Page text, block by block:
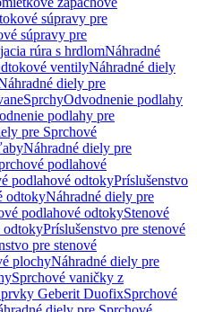
súpravy pre
súpravy pre
rúra s hrdlomNáhradné
ventilyNáhradné diely
diely pre
SprchyOdvodnenie podlahy
podlahy pre
pre Sprchové
Náhradné diely pre
podlahové
podlahové odtokyPríslušenstvo
odtokyNáhradné diely pre
podlahové odtokyStenové
odtokyPríslušenstvo pre stenové
pre stenové
plochyNáhradné diely pre
Sprchové vaničky z
prvky Geberit DuofixSprchové